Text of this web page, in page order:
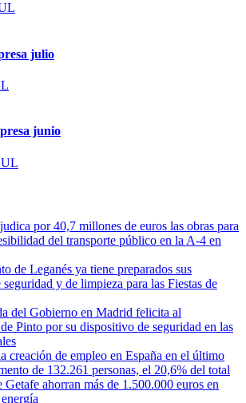
julio
junio
por 40,7 millones de euros las obras para
del transporte público en la A-4 en
de Leganés ya tiene preparados sus
y de limpieza para las Fiestas de
del Gobierno en Madrid felicita al
Pinto por su dispositivo de seguridad en las
creación de empleo en España en el último
de 132.261 personas, el 20,6% del total
Getafe ahorran más de 1.500.000 euros en